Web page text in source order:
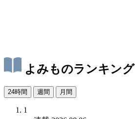
よみものランキング
24時間 週間 月間
1